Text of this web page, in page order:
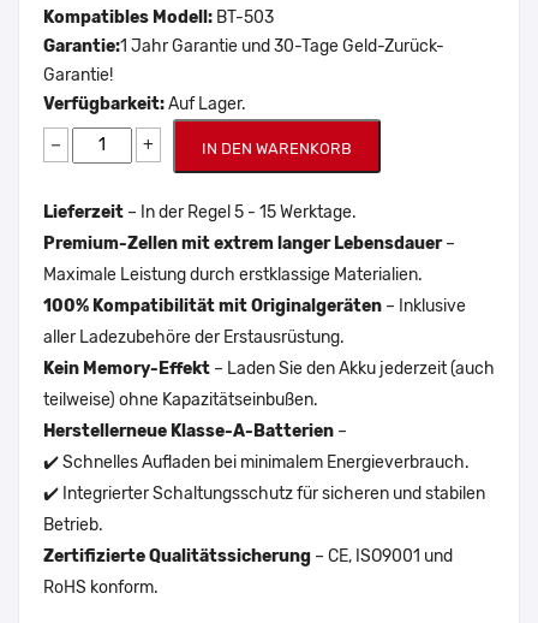
Kompatibles Modell: BT-503
Garantie:1 Jahr Garantie und 30-Tage Geld-Zurück-
Garantie!
Verfügbarkeit:Auf Lager.
− + IN DEN WARENKORB
Lieferzeit – In der Regel 5 - 15 Werktage.
Premium-Zellen mit extrem langer Lebensdauer–
Maximale Leistung durch erstklassige Materialien.
100% Kompatibilität mit Originalgeräten – Inklusive
aller Ladezubehöre der Erstausrüstung.
Kein Memory-Effekt – Laden Sie den Akku jederzeit (auch
teilweise) ohne Kapazitätseinbußen.
Herstellerneue Klasse-A-Batterien –
✔️ Schnelles Aufladen bei minimalem Energieverbrauch.
✔️ Integrierter Schaltungsschutz für sicheren und stabilen
Betrieb.
Zertifizierte Qualitätssicherung – CE, ISO9001 und
RoHS konform.